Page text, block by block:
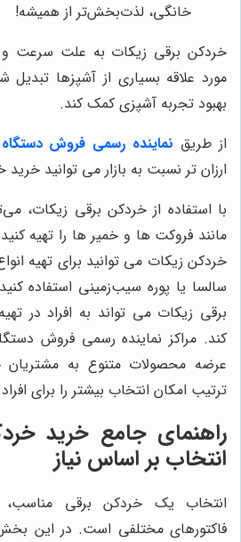
خانگی، لذت‌بخش‌تر از همیشه!
خردکن برقی زیکات به علت سرعت و
مورد علاقه بسیاری از آشپزها
بهبود تجربه آشپزی کمک کند.
از طریق نماینده رسمی فروش
ارزان تر نسبت به بازار می توانید
با استفاده از خردکن برقی زیکات،
مانند فروکت ها و خمیر ها را تهیه
خردکن زیکات می توانید برای تهیه
سالسا یا پوره سیب‌زمینی استفاده
برقی زیکات می تواند به افراد در
کند. مراکز نماینده رسمی فروش
عرضه محصولات متنوع به
ترتیب امکان انتخاب بیشتر را برای
راهنمای جامع خرید
انتخاب بر اساس نیاز
انتخاب یک خردکن برقی مناسب،
فاکتورهای مختلفی است. در این